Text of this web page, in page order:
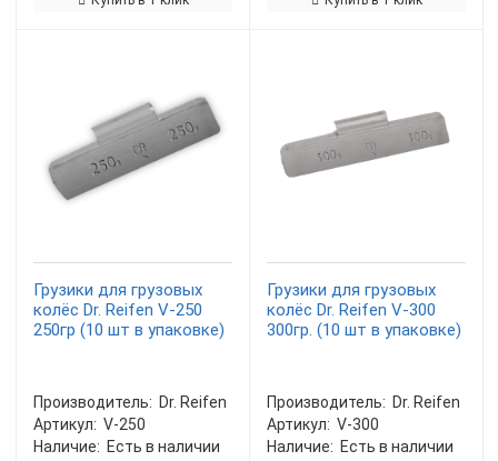
Грузики для грузовых
колёс Dr. Reifen V-250
250гр (10 шт в упаковке)
Производитель: Dr. Reifen
Артикул: V-250
Наличие: Есть в наличии
Грузики для грузовых
колёс Dr. Reifen V-300
300гр. (10 шт в упаковке)
Производитель: Dr. Reifen
Артикул: V-300
Наличие: Есть в наличии